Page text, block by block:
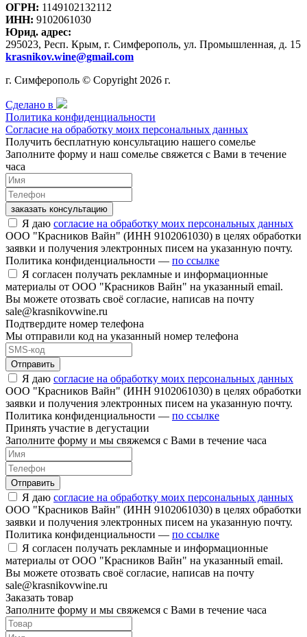
ОГРН: 1149102132112
ИНН: 9102061030
Юрид. адрес:
295023, Респ. Крым, г. Симферополь, ул. Промышленная, д. 15
krasnikov.wine@gmail.com
г. Симферополь © Copyright 2026 г.
Сделано в
Политика конфиденциальности
Согласие на обработку моих персональных данных
Получить бесплатную консультацию нашего сомелье
Заполните форму и наш сомелье свяжется с Вами в течение
часа
заказать консультацию
Я даю согласие на обработку моих персональных данных
ООО "Красников Вайн" (ИНН 9102061030) в целях обработки
заявки и получения электронных писем на указанную почту.
Политика конфиденциальности — по ссылке
Я согласен получать рекламные и информационные
материалы от ООО "Красников Вайн" на указанный email.
Вы можете отозвать своё согласие, написав на почту
sale@krasnikovwine.ru
Подтвердите номер телефона
Мы отправили код на указанный номер телефона
Отправить
Я даю согласие на обработку моих персональных данных
ООО "Красников Вайн" (ИНН 9102061030) в целях обработки
заявки и получения электронных писем на указанную почту.
Политика конфиденциальности — по ссылке
Принять участие в дегустации
Заполните форму и мы свяжемся с Вами в течение часа
Отправить
Я даю согласие на обработку моих персональных данных
ООО "Красников Вайн" (ИНН 9102061030) в целях обработки
заявки и получения электронных писем на указанную почту.
Политика конфиденциальности — по ссылке
Я согласен получать рекламные и информационные
материалы от ООО "Красников Вайн" на указанный email.
Вы можете отозвать своё согласие, написав на почту
sale@krasnikovwine.ru
Заказать товар
Заполните форму и мы свяжемся с Вами в течение часа